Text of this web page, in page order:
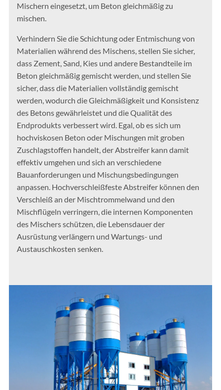
Mischern eingesetzt, um Beton gleichmäßig zu
mischen.
Verhindern Sie die Schichtung oder Entmischung von
Materialien während des Mischens, stellen Sie sicher,
dass Zement, Sand, Kies und andere Bestandteile im
Beton gleichmäßig gemischt werden, und stellen Sie
sicher, dass die Materialien vollständig gemischt
werden, wodurch die Gleichmäßigkeit und Konsistenz
des Betons gewährleistet und die Qualität des
Endprodukts verbessert wird. Egal, ob es sich um
hochviskosen Beton oder Mischungen mit groben
Zuschlagstoffen handelt, der Abstreifer kann damit
effektiv umgehen und sich an verschiedene
Bauanforderungen und Mischungsbedingungen
anpassen. Hochverschleißfeste Abstreifer können den
Verschleiß an der Mischtrommelwand und den
Mischflügeln verringern, die internen Komponenten
des Mischers schützen, die Lebensdauer der
Ausrüstung verlängern und Wartungs- und
Austauschkosten senken.